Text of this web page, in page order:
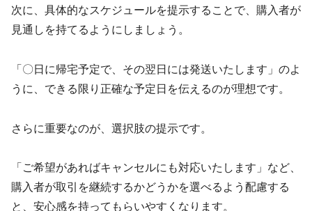
次に、具体的なスケジュールを提示することで、購入者が
見通しを持てるようにしましょう。
「〇日に帰宅予定で、その翌日には発送いたします」のよ
うに、できる限り正確な予定日を伝えるのが理想です。
さらに重要なのが、選択肢の提示です。
「ご希望があればキャンセルにも対応いたします」など、
購入者が取引を継続するかどうかを選べるよう配慮する
と、安心感を持ってもらいやすくなります。